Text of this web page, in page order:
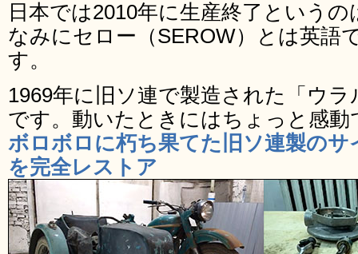
日本では2010年に生産終了という
なみにセロー（SEROW）とは英語
す。
1969年に旧ソ連で製造された「ウ
です。動いたときにはちょっと感動
ボロボロに朽ち果てた旧ソ連製のサ
を完全レストア